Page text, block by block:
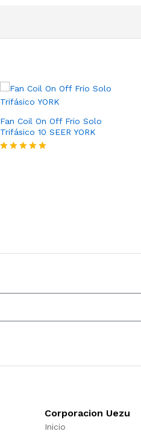
Fan Coil On Off Frio Solo
Trifásico 10 SEER YORK
Corporacion Uezu
Inicio